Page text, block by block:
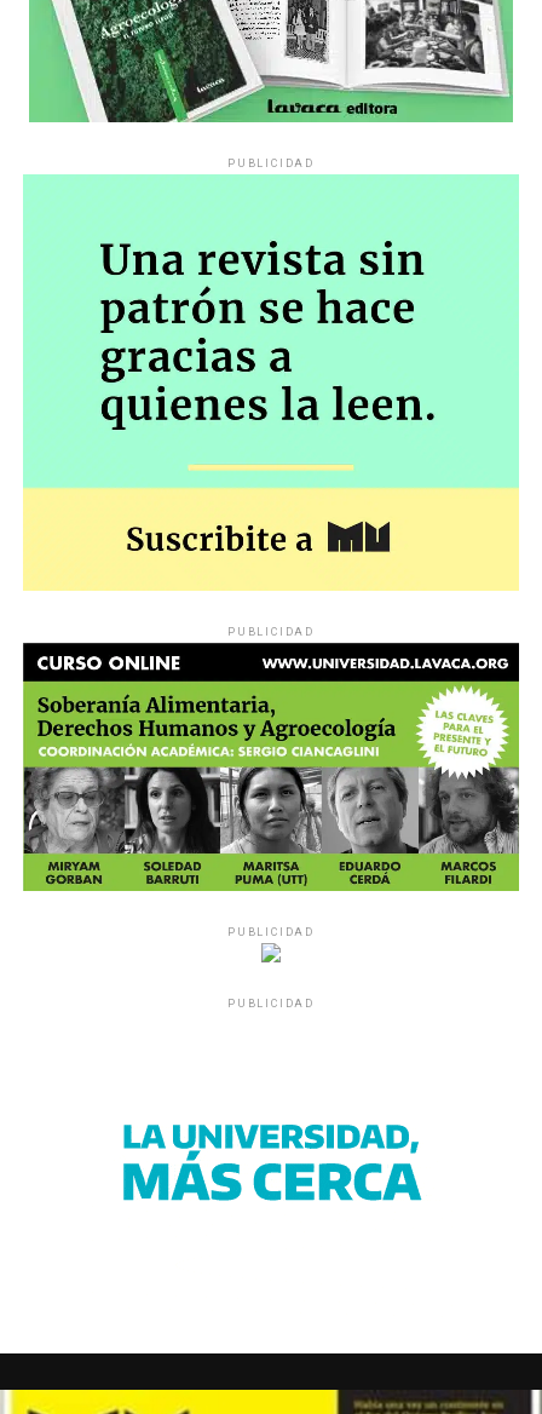
PUBLICIDAD
PUBLICIDAD
PUBLICIDAD
PUBLICIDAD